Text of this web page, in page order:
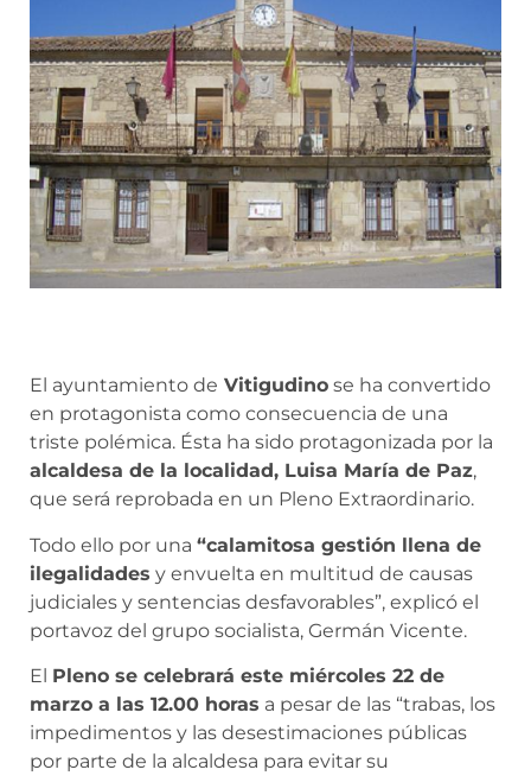
El ayuntamiento de Vitigudino se ha convertido
en protagonista como consecuencia de una
triste polémica. Ésta ha sido protagonizada por la
alcaldesa de la localidad, Luisa María de Paz,
que será reprobada en un Pleno Extraordinario.
Todo ello por una “calamitosa gestión llena de
ilegalidades y envuelta en multitud de causas
judiciales y sentencias desfavorables”, explicó el
portavoz del grupo socialista, Germán Vicente.
El Pleno se celebrará este miércoles 22 de
marzo a las 12.00 horas a pesar de las “trabas, los
impedimentos y las desestimaciones públicas
por parte de la alcaldesa para evitar su